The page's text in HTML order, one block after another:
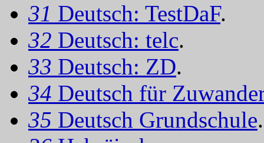
31 Deutsch: TestDaF.
32 Deutsch: telc.
33 Deutsch: ZD.
34 Deutsch für
35 Deutsch Grundschule.